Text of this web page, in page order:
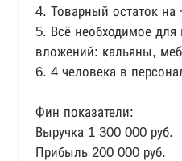
4. Товарный остаток на
5. Всё необходимое для
вложений: кальяны,
6. 4 человека в
Фин показатели:
Выручка 1 300 000 руб.
Прибыль 200 000 руб.